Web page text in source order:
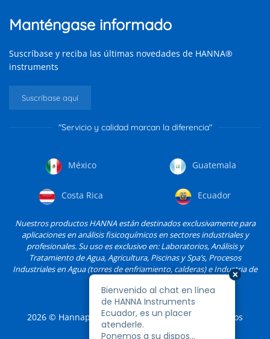
Manténgase informado
Suscríbase y reciba las últimas novedades de HANNA®
instruments
Suscríbase aquí
"Servicio y calidad marcan la diferencia"
México Guatemala
Costa Rica Ecuador
Nuestros productos HANNA están destinados exclusivamente para
aplicaciones en análisis fisicoquímicos en sectores industriales y
profesionales. Su uso es exclusivo en: Laboratorios, Análisis y
Tratamiento de Agua, Agricultura, Piscinas y Spa’s, Procesos
Industriales en Agua (torres de enfriamiento, calderas) e Industria de
2026 © Hannapro, S.A. de C.V. y sus filiales. Todos los
derechos reservados.